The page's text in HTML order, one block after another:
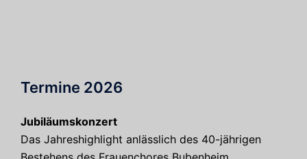
Termine 2026
Jubiläumskonzert
Das Jahreshighlight anlässlich des 40-jährigen